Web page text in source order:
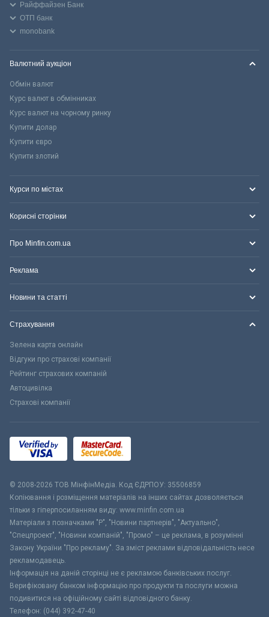
Райффайзен Банк
ОТП банк
monobank
Валютний аукціон
Обмін валют
Курс валют в обмінниках
Курс валют на чорному ринку
Купити долар
Купити євро
Купити злотий
Курси по містах
Корисні сторінки
Про Minfin.com.ua
Реклама
Новини та статті
Страхування
Зелена карта онлайн
Відгуки про страхові компанії
Рейтинг страхових компаній
Автоцивілка
Страхові компанії
© 2008-2026 ТОВ МiнфiнМедiа. Код ЄДРПОУ: 35506859
Копіювання і розміщення матеріалів на інших сайтах дозволяється
тільки з гіперпосиланням виду: www.minfin.com.ua
Матеріали з позначками "Р", "Новини партнерів", "Актуально",
"Спецпроект", "Новини компаній", "Промо" – це реклама, в розумінні
Закону України "Про рекламу". За зміст реклами відповідальність несе
рекламодавець.
Інформація на даній сторінці не є рекламою банківських послуг.
Верифіковану банком інформацію про продукти та послуги можна
подивитися на офіційному сайті відповідного банку.
Телефон: (044) 392-47-40